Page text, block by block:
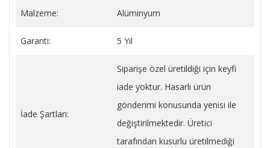
Malzeme: Alüminyum
Garanti: 5 Yıl
İade Şartları:
Siparişe özel üretildiği için keyfi
iade yoktur. Hasarlı ürün
gönderimi konusunda yenisi ile
değiştirilmektedir. Üretici
tarafından kusurlu üretilmediği